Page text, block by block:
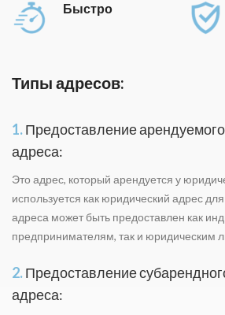
Быстро
Типы адресов:
1.Предоставление
адреса:
Это адрес, который арендуется у
используется как юридический адрес
адреса может быть предоставлен как
предпринимателям, так и юридическим
2.Предоставление
адреса: